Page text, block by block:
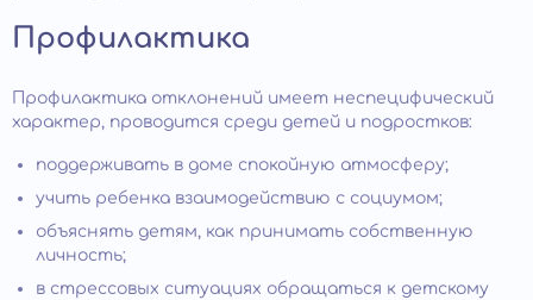
Профилактика
Профилактика отклонений имеет неспецифический
характер, проводится среди детей и подростков:
поддерживать в доме спокойную атмосферу;
учить ребенка взаимодействию с социумом;
объяснять детям, как принимать собственную
личность;
в стрессовых ситуациях обращаться к детскому